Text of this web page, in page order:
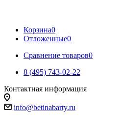
Корзина0
Отложенные0
Сравнение товаров0
8 (495) 743-02-22
Контактная информация
info@betinabarty.ru